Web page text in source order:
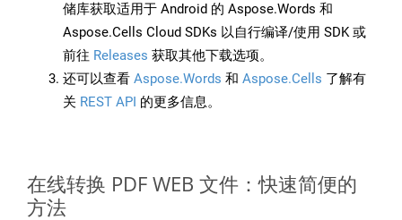
储库获取适用于 Android 的 Aspose.Words 和
Aspose.Cells Cloud SDKs 以自行编译/使用 SDK 或
前往 Releases 获取其他下载选项。
还可以查看 Aspose.Words 和 Aspose.Cells 了解有
关 REST API 的更多信息。
在线转换 PDF WEB 文件：快速简便的
方法